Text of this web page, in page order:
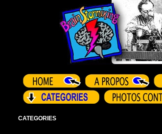
CATEGORIES